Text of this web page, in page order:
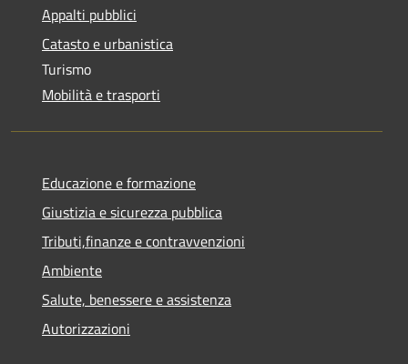
Appalti pubblici
Catasto e urbanistica
Turismo
Mobilità e trasporti
Educazione e formazione
Giustizia e sicurezza pubblica
Tributi,finanze e contravvenzioni
Ambiente
Salute, benessere e assistenza
Autorizzazioni